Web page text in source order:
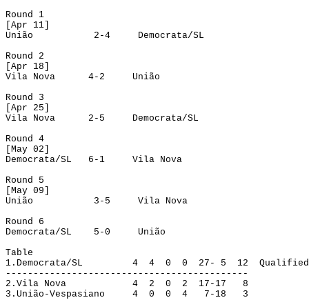
Round 1
Apr 11]
União
2-4
Democrata/SL
Round 2
Apr 18]
Vila Nova
4-2
União
Round 3
Apr 25]
Vila Nova
2-5
Democrata/SL
Round 4
May 02]
Democrata/SL
6-1
Vila Nova
Round 5
May 09]
União
3-5
Vila Nova
Round 6
Democrata/SL
5-0
União
Table
1. Democrata/SL 4 4 0 0 27- 5 12
Qualified
--------------------------------------------
2. Vila Nova 4 2 0 2 17-17
8
3. União-Vespasiano 4 0 0 4 7-18 3